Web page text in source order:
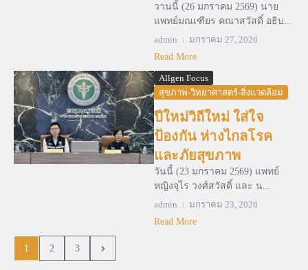
วานนี้ (26 มกราคม 2569) นาย
แพทย์มณเฑียร คณาสวัสดิ์ อธิบ...
admin
มกราคม 27, 2026
Read More
Allgen Focus
สุขภาพ-วิทยาศาสตร์-สิ่งแวดล้อม
ปีใหม่วิถีใหม่ ใส่ใจ
ป้องกัน ห่างไกลโรค
และภัยสุขภาพ
วันนี้ (23 มกราคม 2569) แพทย์
หญิงจุไร วงศ์สวัสดิ์ และ น...
admin
มกราคม 23, 2026
Read More
1 2 3